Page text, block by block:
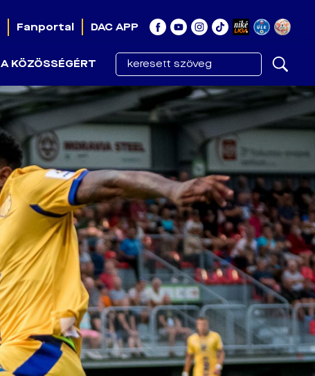
Fanportal DAC APP
A KÖZÖSSÉGÉRT